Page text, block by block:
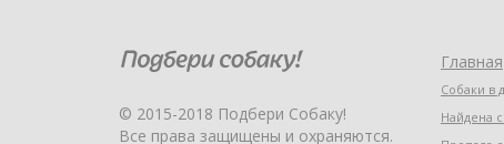
© 2015-2018 Подбери Собаку!
Все права защищены и охраняются.
Главная
Собаки в
Найдена